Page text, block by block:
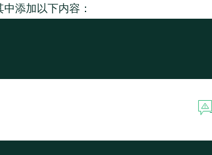
添加以下内容：